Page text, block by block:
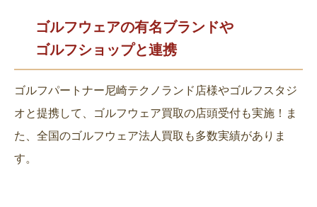
ゴルフウェアの有名ブランドや
ゴルフショップと連携
ゴルフパートナー尼崎テクノランド店様やゴルフスタジ
オと提携して、ゴルフウェア買取の店頭受付も実施！ま
た、全国のゴルフウェア法人買取も多数実績がありま
す。